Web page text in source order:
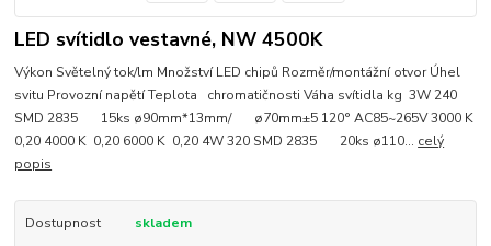
LED svítidlo vestavné, NW 4500K
Výkon Světelný tok/lm Množství LED chipů Rozměr/montážní otvor Úhel
svitu Provozní napětí Teplota chromatičnosti Váha svítidla kg 3W 240
SMD 2835 15ks ø90mm*13mm/ ø70mm±5 120° AC85~265V 3000 K
0,20 4000 K 0,20 6000 K 0,20 4W 320 SMD 2835 20ks ø110... celý
popis
Dostupnost skladem